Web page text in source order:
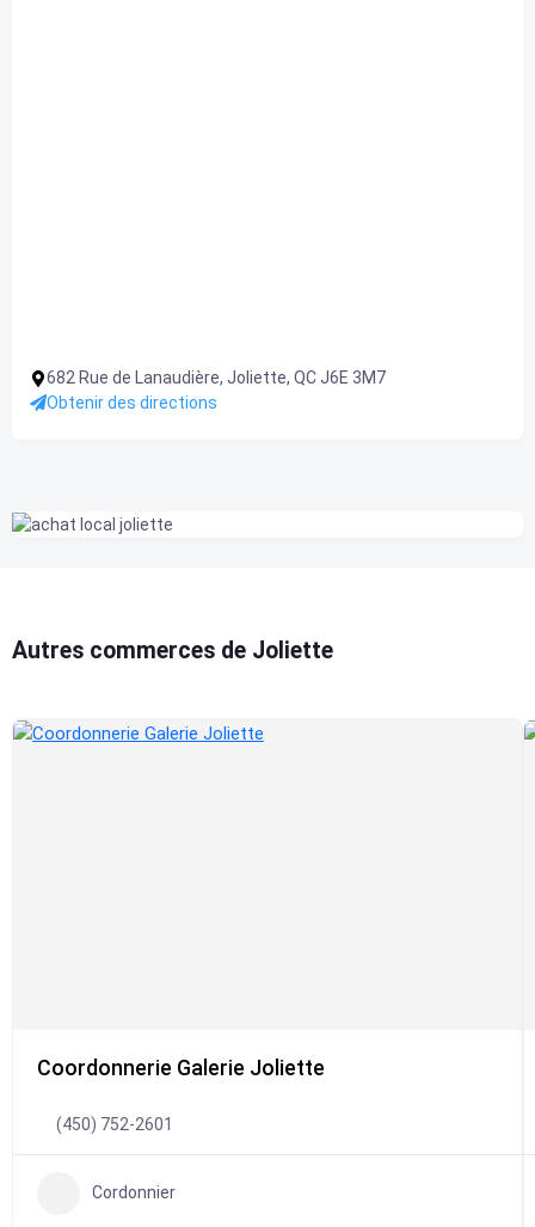
682 Rue de Lanaudière, Joliette, QC J6E 3M7
Obtenir des directions
Autres commerces de Joliette
Coordonnerie Galerie Joliette
(450) 752-2601
Cordonnier